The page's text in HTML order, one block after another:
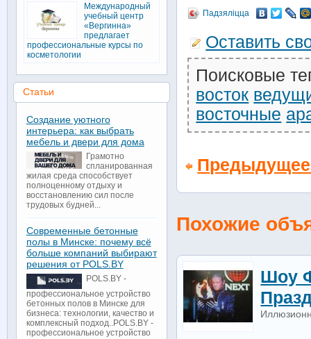
Падзяліцца
Оставить
Поисковые
восток
восточные
Похожие
Шоу
Международный
учебный центр
«Вергинна»
предлагает
профессиональные курсы по
косметологии
Статьи
Создание уютного
интерьера: как выбрать
мебель и двери для дома
Грамотно
спланированная
жилая среда способствует
полноценному отдыху и
восстановлению сил после
трудовых будней...
Современные бетонные
полы в Минске: почему всё
больше компаний выбирают
решения от POLS.BY
POLS.BY -
профессиональное устройство
бетонных полов в Минске для
бизнеса: технологии, качество и
комплексный подход..POLS.BY -
профессиональное устройство